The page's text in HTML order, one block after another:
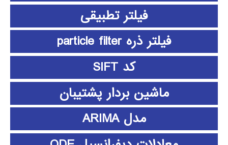
فیلتر تطبیقی
فیلتر ذره particle filter
کد SIFT
ماشین بردار پشتیبان
مدل ARIMA